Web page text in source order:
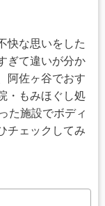
快な思いをした
ぎて違いが分か
阿佐ヶ谷でおす
・もみほぐし処
た施設でボディ
チェックしてみ